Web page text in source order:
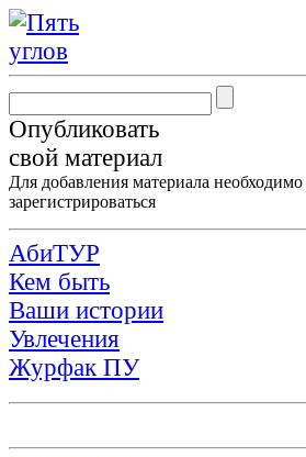
Опубликовать
свой материал
Для добавления материала необходимо
зарегистрироваться
АбиТУР
Кем быть
Ваши истории
Увлечения
Журфак ПУ